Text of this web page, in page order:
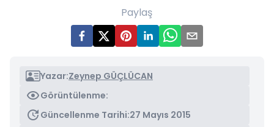
Paylaş
Yazar:Zeynep GÜÇLÜCAN
Görüntülenme:
Güncellenme Tarihi:27 Mayıs 2015